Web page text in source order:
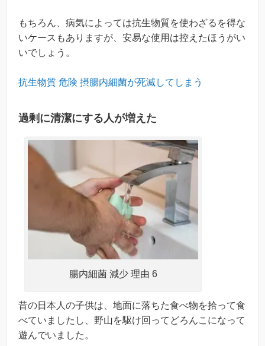
もちろん、病気によっては抗生物質を使わざるを得な
いケースもありますが、安易な使用は控えたほうがい
いでしょう。
抗生物質 危険 摂腸内細菌が死滅してしまう
過剰に清潔にする人が増えた
腸内細菌 減少 理由 6
昔の日本人の子供は、地面に落ちた食べ物を拾って食
べていましたし、野山を駆け回ってどろんこになって
遊んでいました。